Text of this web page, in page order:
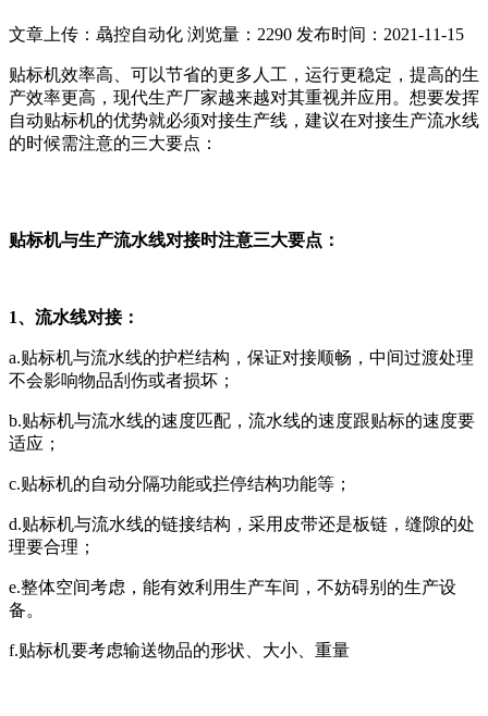
文章上传：骉控自动化 浏览量：2290 发布时间：2021-11-15
贴标机效率高、可以节省的更多人工，运行更稳定，提高的生
产效率更高，现代生产厂家越来越对其重视并应用。想要发挥
自动贴标机的优势就必须对接生产线，建议在对接生产流水线
的时候需注意的三大要点：
贴标机与生产流水线对接时注意三大要点：
1、流水线对接：
a.贴标机与流水线的护栏结构，保证对接顺畅，中间过渡处理
不会影响物品刮伤或者损坏；
b.贴标机与流水线的速度匹配，流水线的速度跟贴标的速度要
适应；
c.贴标机的自动分隔功能或拦停结构功能等；
d.贴标机与流水线的链接结构，采用皮带还是板链，缝隙的处
理要合理；
e.整体空间考虑，能有效利用生产车间，不妨碍别的生产设
备。
f.贴标机要考虑输送物品的形状、大小、重量